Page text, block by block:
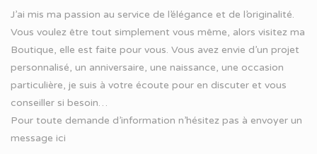
J’ai mis ma passion au service de l’élégance et de l’originalité.
Vous voulez être tout simplement vous même, alors visitez ma
Boutique, elle est faite pour vous. Vous avez envie d’un projet
personnalisé, un anniversaire, une naissance, une occasion
particulière, je suis à votre écoute pour en discuter et vous
conseiller si besoin…
Pour toute demande d’information n’hésitez pas à envoyer un
message ici